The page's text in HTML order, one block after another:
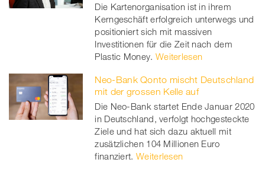
Die Kartenorganisation ist in ihrem
Kerngeschäft erfolgreich unterwegs und
positioniert sich mit massiven
Investitionen für die Zeit nach dem
Plastic Money. Weiterlesen
Neo-Bank Qonto mischt Deutschland
mit der grossen Kelle auf
Die Neo-Bank startet Ende Januar 2020
in Deutschland, verfolgt hochgesteckte
Ziele und hat sich dazu aktuell mit
zusätzlichen 104 Millionen Euro
finanziert. Weiterlesen